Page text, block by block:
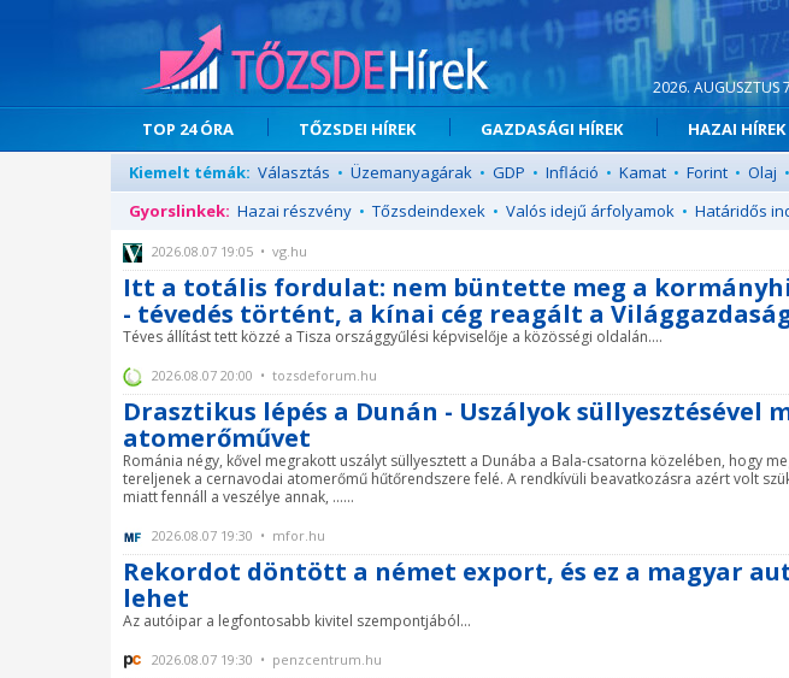
2026. AUGUSZTUS
TOP 24 ÓRA TŐZSDEI HÍREK GAZDASÁGI HÍREK HAZAI HÍREK
Kiemelt témák: Választás • Üzemanyagárak • GDP • Infláció • Kamat • Forint • Olaj •
Gyorslinkek: Hazai részvény • Tőzsdeindexek • Valós idejű árfolyamok • Határidős
2026.08.07 19:05 • vg.hu
Itt a totális fordulat: nem büntette meg a
- tévedés történt, a kínai cég reagált a
Téves állítást tett közzé a Tisza országgyűlési képviselője a közösségi oldalán....
2026.08.07 20:00 • tozsdeforum.hu
Drasztikus lépés a Dunán - Uszályok süllyesztésével
atomerőművet
Románia négy, kővel megrakott uszályt süllyesztett a Dunába a Bala-csatorna közelében, hogy
tereljenek a cernavodai atomerőmű hűtőrendszere felé. A rendkívüli beavatkozásra azért volt
miatt fennáll a veszélye annak, ......
2026.08.07 19:30 • mfor.hu
Rekordot döntött a német export, és ez a magyar
lehet
Az autóipar a legfontosabb kivitel szempontjából...
2026.08.07 19:30 • penzcentrum.hu